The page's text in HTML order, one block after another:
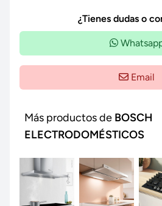
¿Tienes dudas o
Email
Más productos de BOSCH
ELECTRODOMÉSTICOS